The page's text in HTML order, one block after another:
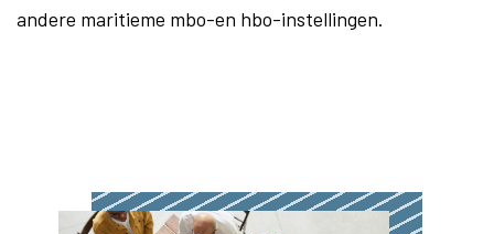
andere maritieme mbo-en hbo-instellingen.